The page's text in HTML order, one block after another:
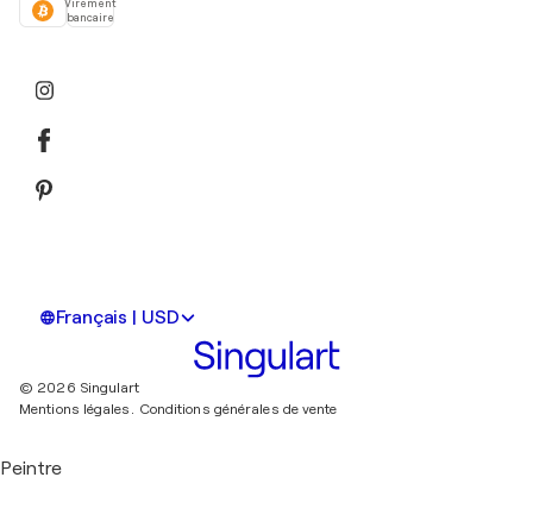
Virement
bancaire
Français | USD
© 2026 Singulart
Mentions légales.
Conditions générales de vente
Peintre